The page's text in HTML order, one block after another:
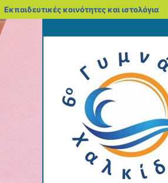
Εκπαιδευτικές κοινότητες και ιστολόγια